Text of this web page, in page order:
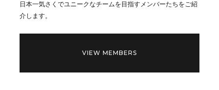
日本一気さくでユニークなチームを目指すメンバーたちをご紹
介します。
VIEW MEMBERS